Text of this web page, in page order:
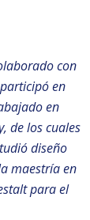
con
en
en
de los cuales
diseño
maestría en
para el